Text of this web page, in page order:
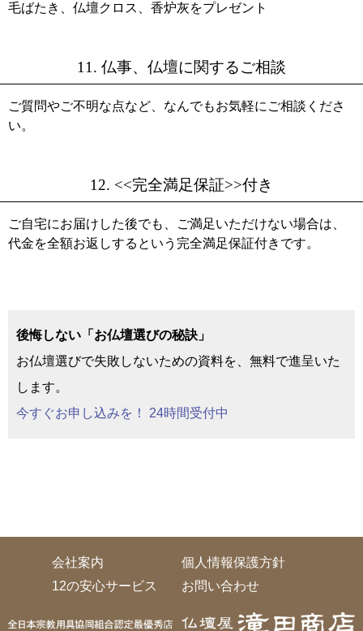
毛ばたき、仏壇クロス、香炉灰をプレゼント
11. 仏事、仏壇に関するご相談
ご質問やご不明な点など、なんでもお気軽にご相談くださ
い。
12. <<完全満足保証>>付き
ご自宅にお届けした後でも、ご満足いただけない場合は、
代金を全額お返しするという完全満足保証付きです。
後悔しない「お仏壇選びの秘訣」
お仏壇選びで失敗しないための資料を、無料で進呈いた
します。
今すぐお申し込みを！ 24時間受付中
会社案内
個人情報保護方針
12の安心サービス
お問い合わせ